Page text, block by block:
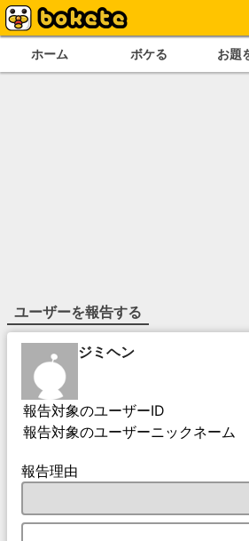
ホーム ボケる お題
ユーザーを報告する
ジミヘン
報告対象のユーザーID
報告対象のユーザーニックネーム
報告理由